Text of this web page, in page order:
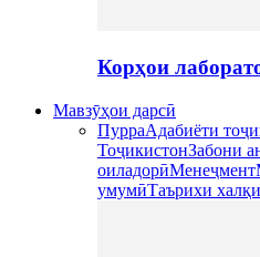
Корҳои
Мавзӯҳои дарсӣ
ПурраАдабиёти
ТоҷикистонЗабони
оиладорӣМенеҷмент
умумӣТаърихи